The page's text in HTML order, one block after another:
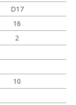
D17
16
2
10